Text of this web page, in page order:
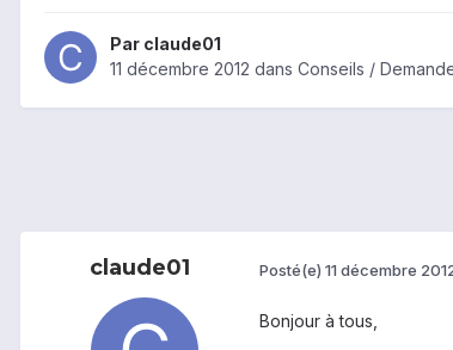
Par claude01
11 décembre 2012 dans Conseils /
claude01 Posté(e) 11 décembre
Bonjour à tous,